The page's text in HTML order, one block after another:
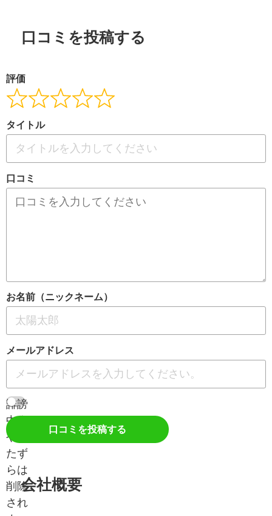
口コミを投稿する
評価
タイトル
口コミ
お名前（ニックネーム）
メールアドレス
誹謗
中傷
やい
たず
らは
削除
され
口コミを投稿する
会社概要